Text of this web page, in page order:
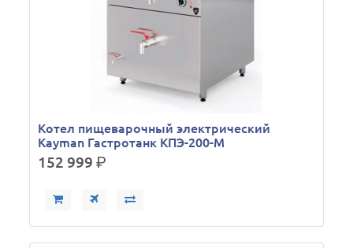
Кoтел пищеварочный электрический
Kayman Гастротанк КПЭ-200-М
152 999р.